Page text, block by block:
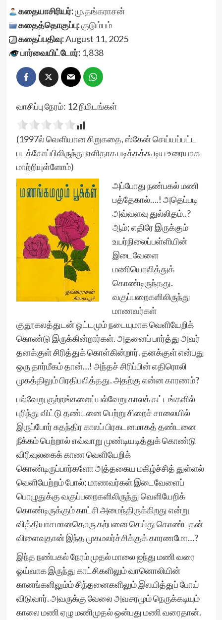
கதையாசிரியர்:மு.தங்கராசன்
கதைத்தொகுப்பு:குடும்பம்
கதைப்பதிவு:August 11, 2025
பார்வையிட்டோர்:1,838
வாசிப்பு நேரம்: 12நிமிடங்கள்
(1997ல் வெளியான சிறுகதை, ஸ்கேன் செய்யப்பட்ட
படக்கோப்பிலிருந்து எளிதாக படிக்கக்கூடிய உரையாக
மாற்றியுள்ளோம்)
அப்போது நண்பகல் மணி
பத்தேகால்….! அதெப்படி
அவ்வளவு துல்லிதம்..?
ஆம்; எதிரே இருக்கும்
உயர்நிலைப்பள்ளியின்
இடைவேளை
மணியொலித்துக்
கொண்டிருந்தது.
வகுப்பறைகளிலிருந்து
மாணவர்கள்
குதூகலத்துடன் ஓட்டமும் நடையுமாக வெளியேறிக்
கொண்டு இருக்கின்றார்கள். அதனைப் பார்த்து அவர்
தனக்குள் சிரித்துக் கொள்கின்றார். தனக்குள் என்பது
ஒரு தார்மீகம் தான்…! அந்தச் சிரிப்பின் எதிரொலி
முகத்திலும் பிரதிபலித்தது. அதற்கு என்ன காரணம்?
பல்வேறு குற்றங்களைப் பல்வேறு காலக் கட்டங்களில்
புரிந்து விட்டு தண்டனை பெற்று சிறைச் சாலையில்
இருப்போர் சுதந்திர காலப் பிரகடனமாகத் தண்டனை
நீக்கம் பெற்றால் எவ்வாறு முண்டியடித்துக் கொண்டு
விரிவுலகைக் காண வெளியேறிக்
கொண்டிருப்பார்களோ அத்தகைய மகிழ்ச்சித் துள்ளல்
வெளியேற்றம் போல்; மாணவர்கள் இடைவேளைப்
பொழுதுக்கு வகுப்பறைகளிலிருந்து வெளியேறிக்
கொண்டிருக்கும் காட்சி அமைந்திருக்கிறது என்று
வித்தியாசமானதொரு கற்பனை செய்து கொண்டதன்
விளைவுதான் இந்த முகமலர்ச்சிக்குக் காரணமோ…?
இந்த நண்பகல் நேரம் முதல் மாலை ஐந்து மணி வரை
ஓய்வாக இருந்து காட்சிகளிலும் வானொலியின்
கானங்களிலும்ம் சிந்தனைகளிலும் இலயித்துப் போய்
விடுவார். அவருக்கு வேலை அவசரமும் நெருக்கடியும்
காலை மணி ஏழு மணிமுதல் ஒன்பது மணி வரைதான்.